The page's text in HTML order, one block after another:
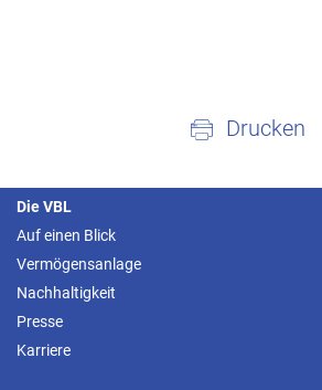
Drucken
Die VBL
Auf einen Blick
Vermögensanlage
Nachhaltigkeit
Presse
Karriere